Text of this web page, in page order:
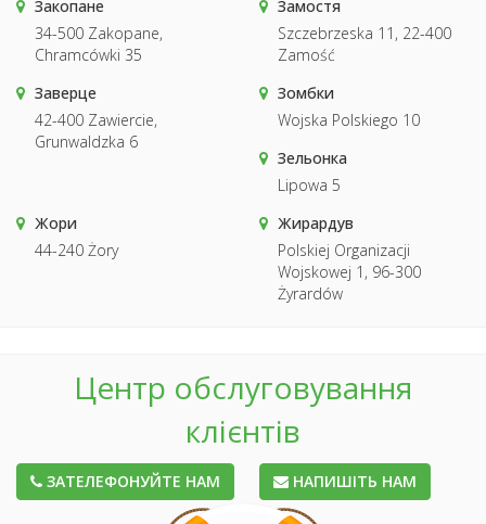
Закопане
34-500 Zakopane,
Chramcówki 35
Замостя
Szczebrzeska 11, 22-400
Zamość
Заверце
42-400 Zawiercie,
Grunwaldzka 6
Зомбки
Wojska Polskiego 10
Зельонка
Lipowa 5
Жори
44-240 Żory
Жирардув
Polskiej Organizacji
Wojskowej 1, 96-300
Żyrardów
Центр обслуговування
клієнтів
ЗАТЕЛЕФОНУЙТЕ НАМ НАПИШІТЬ НАМ